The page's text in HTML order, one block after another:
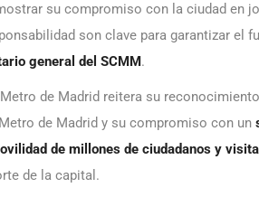
su compromiso con la ciudad en
son clave para garantizar el
general del SCMM.
de Madrid reitera su
de Madrid y su compromiso con un
de millones de ciudadanos y
de la capital.